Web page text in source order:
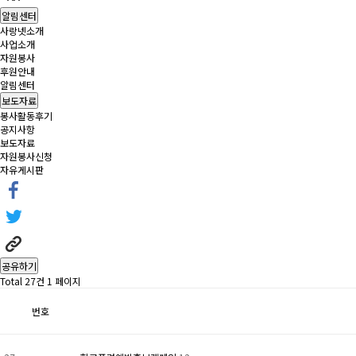
알림센터
사랑넷소개
사업소개
자원봉사
후원안내
알림센터
보도자료
봉사활동후기
공지사항
보도자료
자원봉사신청
자유게시판
공유하기
Total 27건 1 페이지
번호